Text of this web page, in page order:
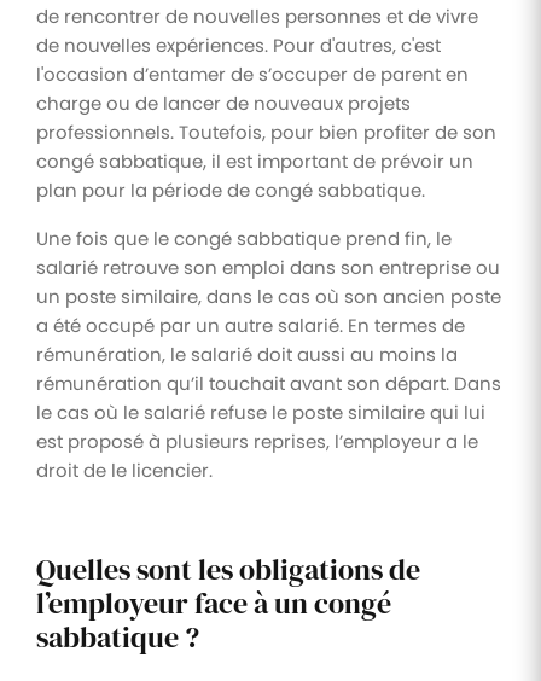
de rencontrer de nouvelles personnes et de vivre
de nouvelles expériences. Pour d'autres, c'est
l'occasion d’entamer de s’occuper de parent en
charge ou de lancer de nouveaux projets
professionnels. Toutefois, pour bien profiter de son
congé sabbatique, il est important de prévoir un
plan pour la période de congé sabbatique.
Une fois que le congé sabbatique prend fin, le
salarié retrouve son emploi dans son entreprise ou
un poste similaire, dans le cas où son ancien poste
a été occupé par un autre salarié. En termes de
rémunération, le salarié doit aussi au moins la
rémunération qu’il touchait avant son départ. Dans
le cas où le salarié refuse le poste similaire qui lui
est proposé à plusieurs reprises, l’employeur a le
droit de le licencier.
Quelles sont les obligations de
l’employeur face à un congé
sabbatique ?